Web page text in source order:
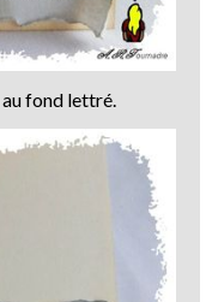
fond lettré.